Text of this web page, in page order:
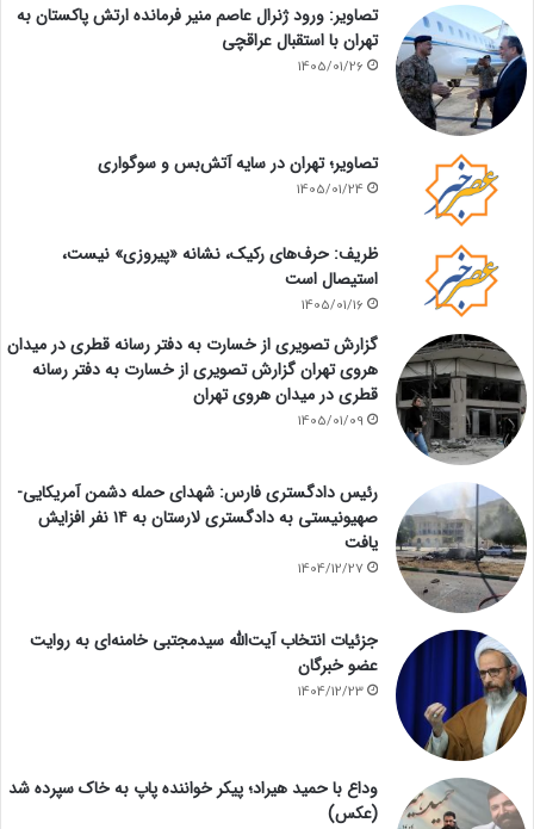
تصاویر: ورود ژنرال عاصم منیر فرمانده ارتش پاکستان به
تهران با استقبال عراقچی
1405/01/26
تصاویر؛ تهران در سایه آتش‌بس و سوگواری
1405/01/24
ظریف: حرف‌های رکیک، نشانه «پیروزی» نیست،
استیصال است
1405/01/16
گزارش تصویری از خسارت به دفتر رسانه قطری در میدان
هروی تهران گزارش تصویری از خسارت به دفتر رسانه
قطری در میدان هروی تهران
1405/01/09
رئیس دادگستری فارس: شهدای حمله دشمن آمریکایی-
صهیونیستی به دادگستری لارستان به ۱۴ نفر افزایش
یافت
1404/12/27
جزئیات انتخاب آیت‌الله سیدمجتبی خامنه‌ای به روایت
عضو خبرگان
1404/12/23
وداع با حمید هیراد؛ پیکر خواننده پاپ به خاک سپرده شد
(عکس)